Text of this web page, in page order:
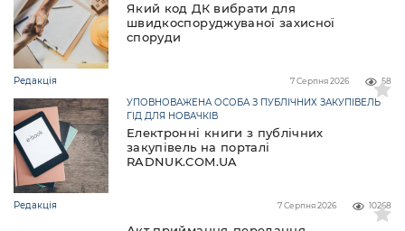
Який код ДК вибрати для
швидкоспоруджуваної захисної
споруди
Редакція 58
7 Серпня 2026
Електронні книги з публічних
закупівель на порталі
RADNUK.COM.UA
УПОВНОВАЖЕНА ОСОБА З ПУБЛІЧНИХ ЗАКУПІВЕЛЬ
ГІД ДЛЯ НОВАЧКІВ
Редакція 10268
7 Серпня 2026